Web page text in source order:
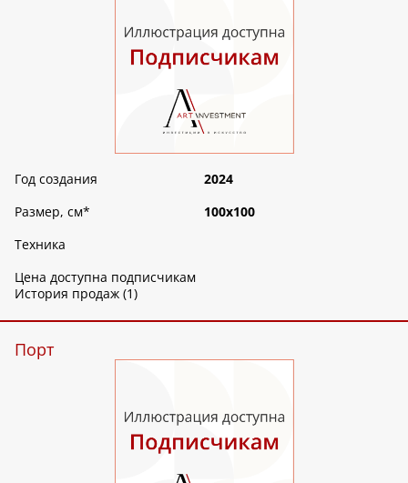
Год создания
2024
Размер, см*
100х100
Техника
Цена доступна подписчикам
История продаж (1)
Порт